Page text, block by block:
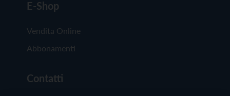
E-Shop
Vendita Online
Abbonamenti
Contatti